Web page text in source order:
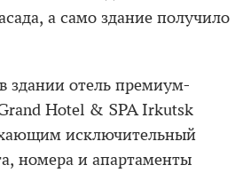
а само здание получило
здании отель премиум-
Hotel & SPA Irkutsk
исключительный
номера и апартаменты